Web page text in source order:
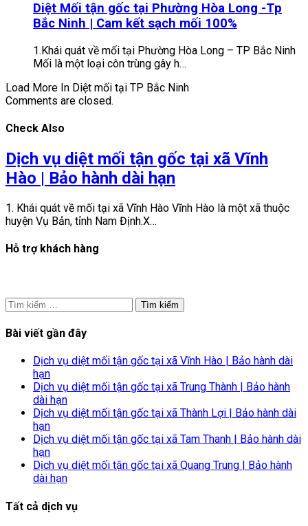
Diệt Mối tận gốc tại Phường Hòa Long -Tp
Bắc Ninh | Cam kết sạch mối 100%
1.Khái quát về mối tại Phường Hòa Long – TP Bắc Ninh
Mối là một loại côn trùng gây h…
Load More In Diệt mối tại TP Bắc Ninh
Comments are closed.
Check Also
Dịch vụ diệt mối tận gốc tại xã Vĩnh
Hào | Bảo hành dài hạn
1. Khái quát về mối tại xã Vĩnh Hào Vĩnh Hào là một xã thuộc
huyện Vụ Bản, tỉnh Nam Định.X…
Hỗ trợ khách hàng
Tìm
kiếm
cho:
Bài viết gần đây
Dịch vụ diệt mối tận gốc tại xã Vĩnh Hào | Bảo hành dài
hạn
Dịch vụ diệt mối tận gốc tại xã Trung Thành | Bảo hành
dài hạn
Dịch vụ diệt mối tận gốc tại xã Thành Lợi | Bảo hành dài
hạn
Dịch vụ diệt mối tận gốc tại xã Tam Thanh | Bảo hành dài
hạn
Dịch vụ diệt mối tận gốc tại xã Quang Trung | Bảo hành
dài hạn
Tất cả dịch vụ